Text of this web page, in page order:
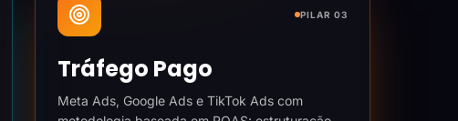
PILAR 03
Tráfego Pago
Meta Ads, Google Ads e TikTok Ads com